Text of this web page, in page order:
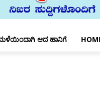
ಮಳೆಯಿಂದಾಗಿ ಆದ ಹಾನಿಗೆ